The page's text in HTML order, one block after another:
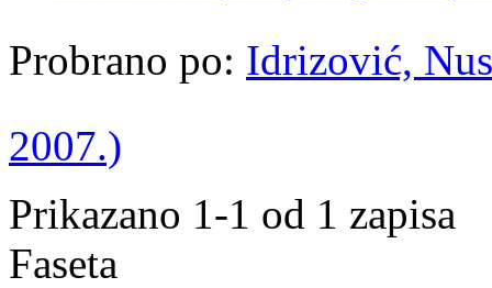
Probrano po: Idrizović,
2007.)
Prikazano 1-1 od 1 zapisa
Faseta